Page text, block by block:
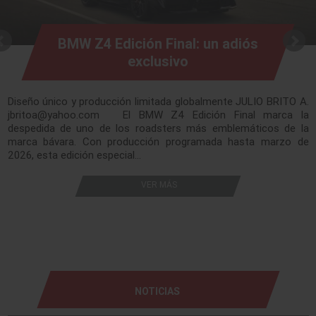
BMW Z4 Edición Final: un adiós
exclusivo
Diseño único y producción limitada globalmente JULIO BRITO A.
jbritoa@yahoo.com El BMW Z4 Edición Final marca la
despedida de uno de los roadsters más emblemáticos de la
marca bávara. Con producción programada hasta marzo de
2026, esta edición especial…
NOTICIAS